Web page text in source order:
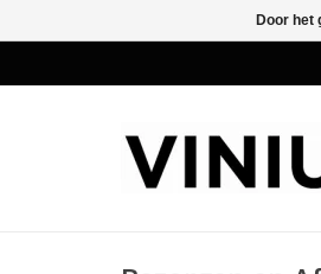
Door het